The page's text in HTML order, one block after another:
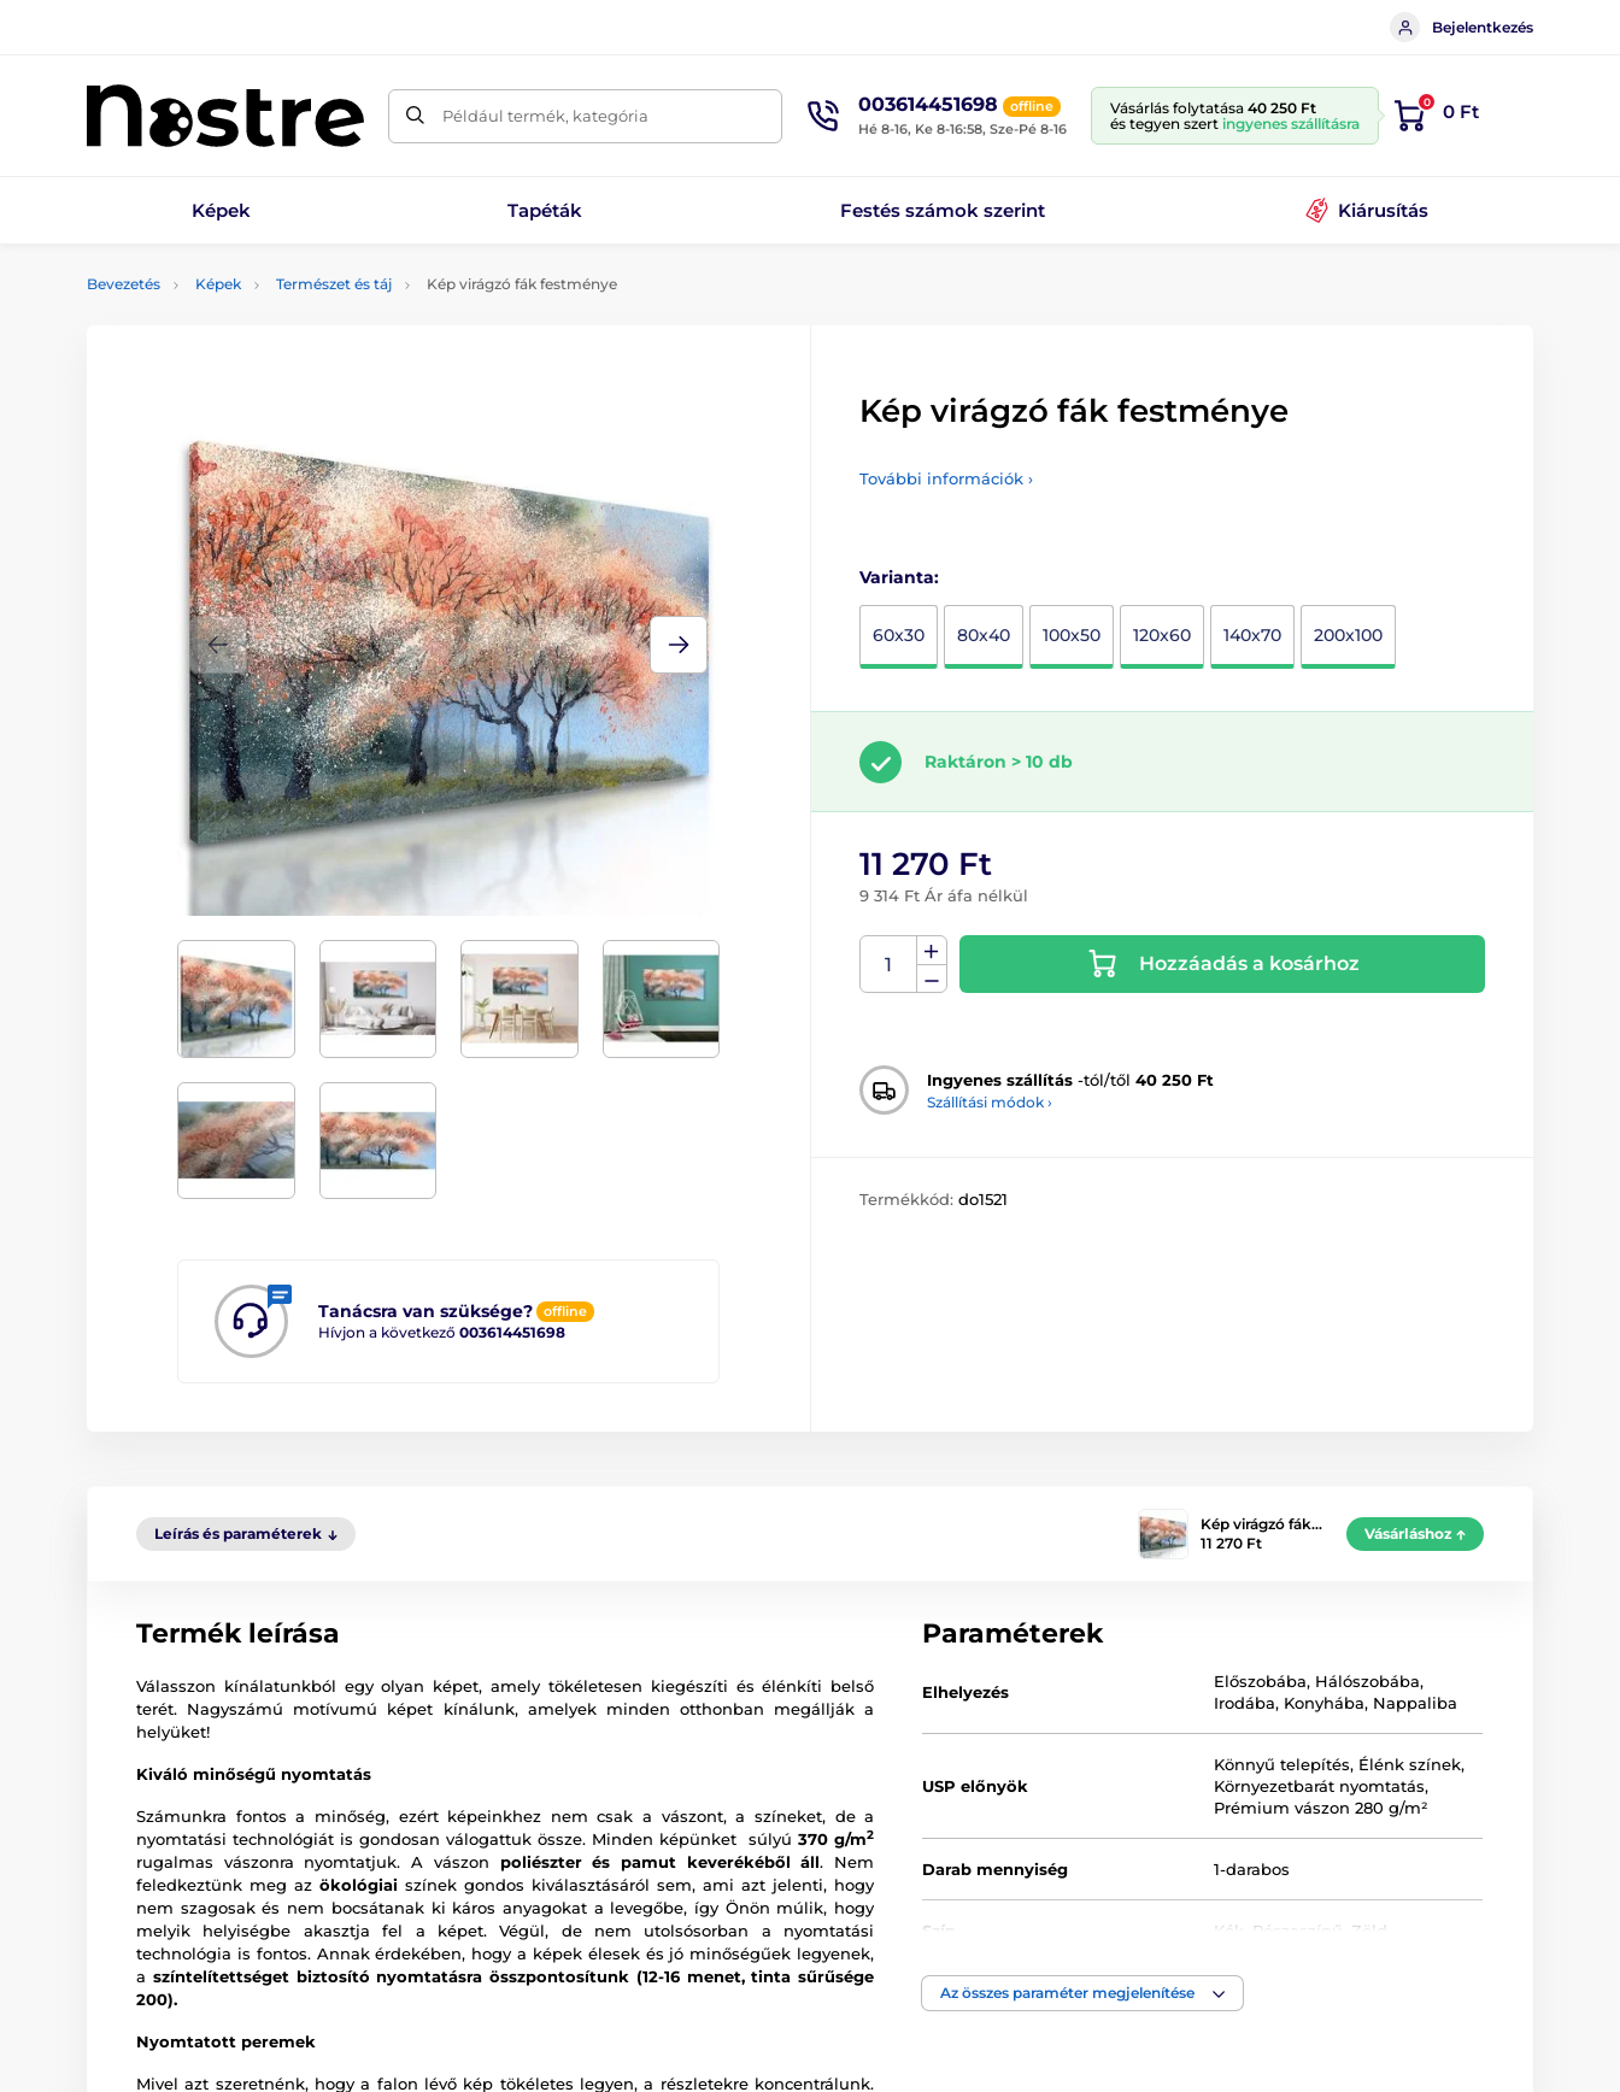
Bejelentkezés
Például termék, kategória 003614451698
offline
Hé 8-16, Ke 8-16:58, Sze-Pé 8-16
Vásárlás folytatása 40 250 Ft
és tegyen szert ingyenes szállításra
0 0 Ft
Képek Tapéták Festés számok szerint Kiárusítás
Bevezetés Képek Természet és táj Kép virágzó fák festménye
Tanácsra van szüksége? offline
Hívjon a következő 003614451698
Kép virágzó fák festménye
További információk ›
Varianta:
60x30 80x40 100x50 120x60 140x70 200x100
Raktáron > 10 db
11 270 Ft
9 314 Ft Ár áfa nélkül
Hozzáadás a kosárhoz
Ingyenes szállítás -tól/től 40 250 Ft
Szállítási módok ›
Termékkód: do1521
Leírás és paraméterek
Kép virágzó fák…
11 270 Ft
Vásárláshoz
Termék leírása
Válasszon kínálatunkból egy olyan képet, amely tökéletesen kiegészíti és élénkíti belső
terét. Nagyszámú motívumú képet kínálunk, amelyek minden otthonban megállják a
helyüket!
Kiváló minőségű nyomtatás
Számunkra fontos a minőség, ezért képeinkhez nem csak a vászont, a színeket, de a
nyomtatási technológiát is gondosan válogattuk össze. Minden képünket súlyú370 g/m2
rugalmas vászonra nyomtatjuk. A vászon poliészter és pamut keverékéből áll. Nem
feledkeztünk meg azökológiai színek gondos kiválasztásáról sem, ami azt jelenti, hogy
nem szagosak és nem bocsátanak ki káros anyagokat a levegőbe, így Önön múlik, hogy
melyik helyiségbe akasztja fel a képet. Végül, de nem utolsósorban a nyomtatási
technológia is fontos. Annak érdekében, hogy a képek élesek és jó minőségűek legyenek,
a színtelítettséget biztosító nyomtatásra összpontosítunk (12-16 menet, tinta sűrűsége
200).
Nyomtatott peremek
Mivel azt szeretnénk, hogy a falon lévő kép tökéletes legyen, a részletekre koncentrálunk.
Paraméterek
Elhelyezés
Előszobába, Hálószobába,
Irodába, Konyhába, Nappaliba
USP előnyök
Könnyű telepítés, Élénk színek,
Környezetbarát nyomtatás,
Prémium vászon 280 g/m²
Darab mennyiség 1-darabos
Szín Kék Rószaszínű Zöld
Kép technológia Keretezett
Az összes paraméter megjelenítése